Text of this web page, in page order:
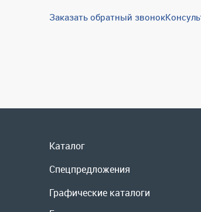
Заказать обратный звонок
Каталог
Гарантии и возврат
Скидки